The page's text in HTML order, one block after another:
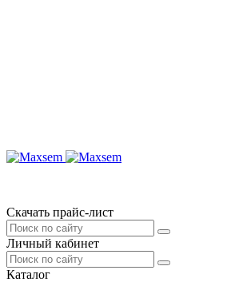
Скачать прайс-лист
Личный кабинет
Каталог